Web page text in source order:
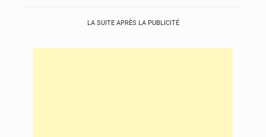
LA SUITE APRÈS LA PUBLICITÉ